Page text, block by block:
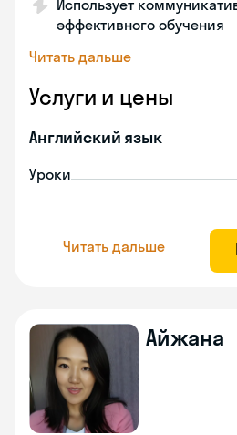
Использует
эффективного обучения
Читать дальше
Услуги и цены
Английский язык
Уроки
Читать дальше
Айжана